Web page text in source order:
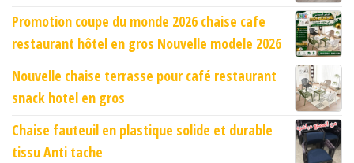
Promotion coupe du monde 2026 chaise cafe
restaurant hôtel en gros Nouvelle modele 2026
Nouvelle chaise terrasse pour café restaurant
snack hotel en gros
Chaise fauteuil en plastique solide et durable
tissu Anti tache